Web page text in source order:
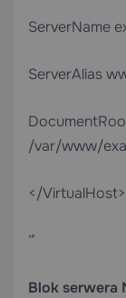
ServerName
ServerAlias
/var/www/
</VirtualHost>
“`
Blok